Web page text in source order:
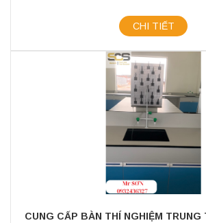
CHI TIẾT